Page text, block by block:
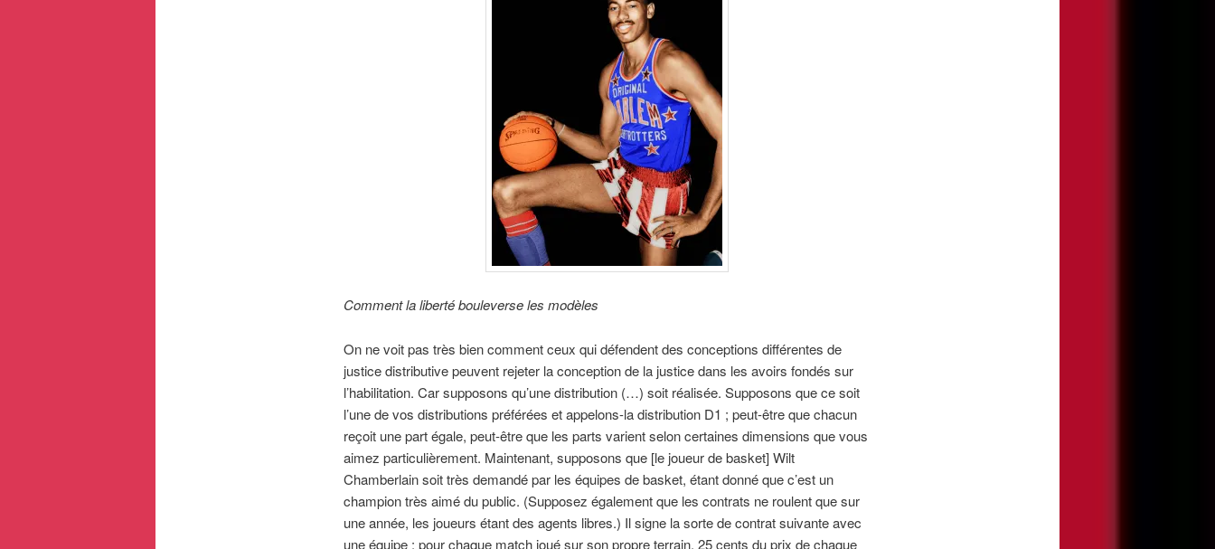
Comment la liberté bouleverse les modèles
On ne voit pas très bien comment ceux qui défendent des conceptions différentes de
justice distributive peuvent rejeter la conception de la justice dans les avoirs fondés sur
l’habilitation. Car supposons qu’une distribution (…) soit réalisée. Supposons que ce soit
l’une de vos distributions préférées et appelons-la distribution D1 ; peut-être que chacun
reçoit une part égale, peut-être que les parts varient selon certaines dimensions que vous
aimez particulièrement. Maintenant, supposons que [le joueur de basket] Wilt
Chamberlain soit très demandé par les équipes de basket, étant donné que c’est un
champion très aimé du public. (Supposez également que les contrats ne roulent que sur
une année, les joueurs étant des agents libres.) Il signe la sorte de contrat suivante avec
une équipe : pour chaque match joué sur son propre terrain, 25 cents du prix de chaque